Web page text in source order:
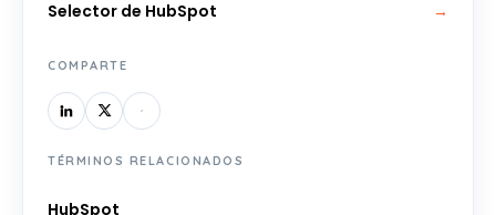
Selector de HubSpot →
COMPARTE
TÉRMINOS RELACIONADOS
HubSpot